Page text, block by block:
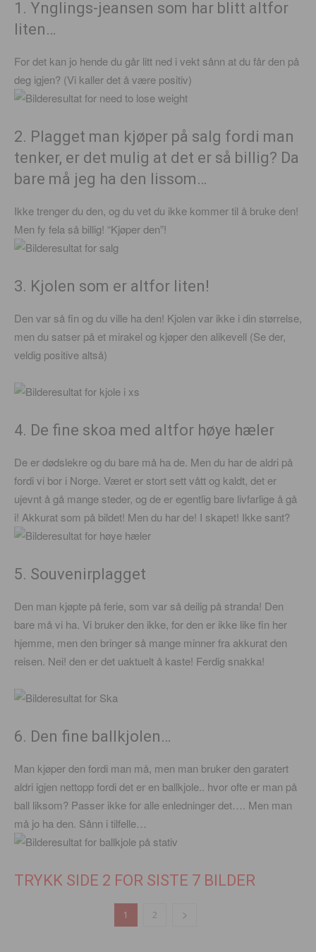
1. Ynglings-jeansen som har blitt altfor
liten…
For det kan jo hende du går litt ned i vekt sånn at du får den på
deg igjen? (Vi kaller det å være positiv)
2. Plagget man kjøper på salg fordi man
tenker, er det mulig at det er så billig? Da
bare må jeg ha den lissom…
Ikke trenger du den, og du vet du ikke kommer til å bruke den!
Men fy fela så billig! “Kjøper den”!
3. Kjolen som er altfor liten!
Den var så fin og du ville ha den! Kjolen var ikke i din størrelse,
men du satser på et mirakel og kjøper den alikevell (Se der,
veldig positive altså)
4. De fine skoa med altfor høye hæler
De er dødslekre og du bare må ha de. Men du har de aldri på
fordi vi bor i Norge. Været er stort sett vått og kaldt, det er
ujevnt å gå mange steder, og de er egentlig bare livfarlige å gå
i! Akkurat som på bildet! Men du har de! I skapet! Ikke sant?
5. Souvenirplagget
Den man kjøpte på ferie, som var så deilig på stranda! Den
bare må vi ha. Vi bruker den ikke, for den er ikke like fin her
hjemme, men den bringer så mange minner fra akkurat den
reisen. Nei! den er det uaktuelt å kaste! Ferdig snakka!
6. Den fine ballkjolen…
Man kjøper den fordi man må, men man bruker den garatert
aldri igjen nettopp fordi det er en ballkjole.. hvor ofte er man på
ball liksom? Passer ikke for alle enledninger det…. Men man
må jo ha den. Sånn i tilfelle…
TRYKK SIDE 2 FOR SISTE 7 BILDER
1 2